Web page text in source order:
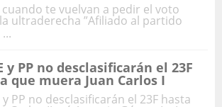
te vuelvan a pedir el voto
ultraderecha ”Afiliado al partido
y PP no desclasificarán el 23F
que muera Juan Carlos I
y PP no desclasificarán el 23F hasta